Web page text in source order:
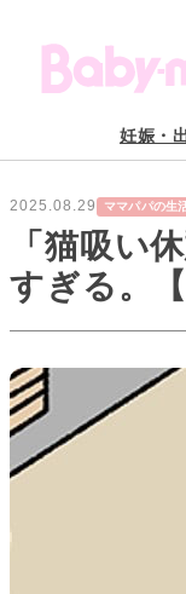
妊娠・
2025.08.29 ママパパの生
「猫吸い
すぎる。